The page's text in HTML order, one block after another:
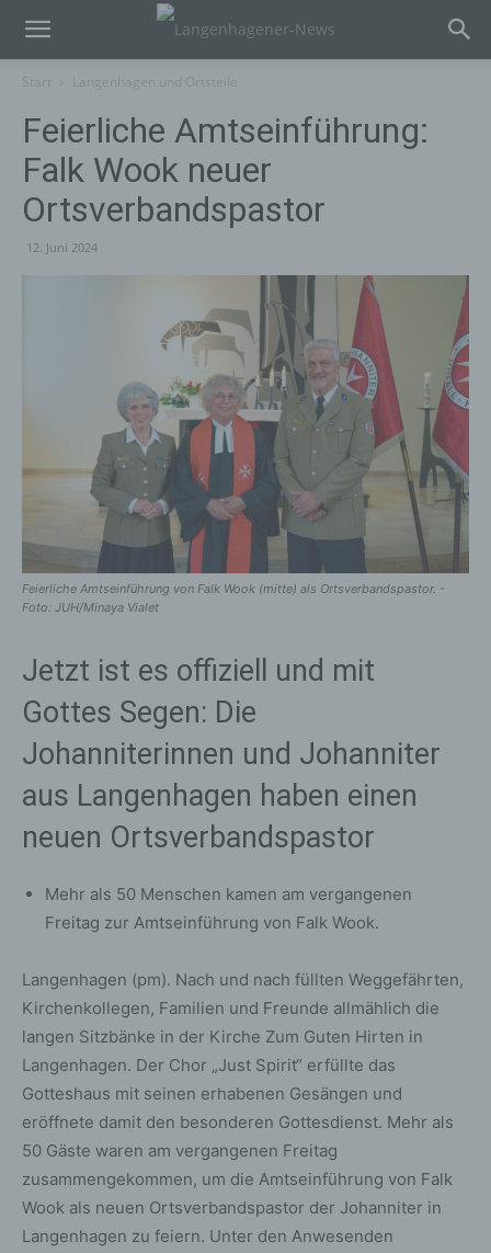
Feierliche Amtseinführung:
Falk Wook neuer
Ortsverbandspastor
12. Juni 2024
Feierliche Amtseinführung von Falk Wook (mitte) als Ortsverbandspastor. -
Foto: JUH/Minaya Vialet
Jetzt ist es offiziell und mit
Gottes Segen: Die
Johanniterinnen und Johanniter
aus Langenhagen haben einen
neuen Ortsverbands­pastor
Mehr als 50 Menschen kamen am vergangenen
Freitag zur Amtseinführung von Falk Wook.
Langenhagen (pm). Nach und nach füllten Weggefährten,
Kirchenkollegen, Familien und Freunde allmählich die
langen Sitzbänke in der Kirche Zum Guten Hirten in
Langenhagen. Der Chor „Just Spirit“ erfüllte das
Gotteshaus mit seinen erhabenen Gesängen und
eröffnete damit den besonderen Gottesdienst. Mehr als
50 Gäste waren am vergangenen Freitag
zusammengekommen, um die Amtseinführung von Falk
Wook als neuen Ortsverbandspastor der Johanniter in
Langenhagen zu feiern. Unter den Anwesenden